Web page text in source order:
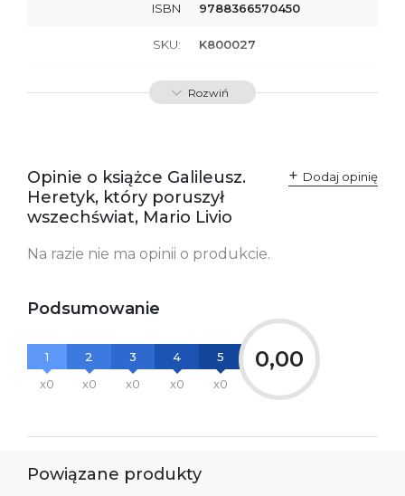
ISBN 9788366570450
SKU: K800027
Producent / Osoby
odpowiedzialne za
Wydawnictwo Poznańskie
Sp. z o.o.
+48 61 623 38 38
Ostrzeżenia oraz
informacje dotyczące
Załącznik PDF
Rozwiń
Opinie o książce Galileusz.
Heretyk, który poruszył
wszechświat, Mario Livio
Dodaj opinię
Na razie nie ma opinii o produkcie.
Podsumowanie
1
x0
2
x0
3
x0
4
x0
5
x0
0,00
Powiązane produkty